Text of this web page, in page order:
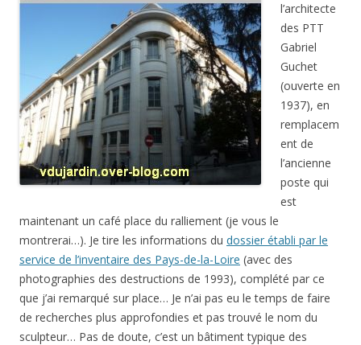
l’architecte
des PTT
Gabriel
Guchet
(ouverte en
1937), en
remplacem
ent de
l’ancienne
poste qui
est
maintenant un café place du ralliement (je vous le
montrerai…). Je tire les informations du dossier établi par le
service de l’inventaire des Pays-de-la-Loire (avec des
photographies des destructions de 1993), complété par ce
que j’ai remarqué sur place… Je n’ai pas eu le temps de faire
de recherches plus approfondies et pas trouvé le nom du
sculpteur… Pas de doute, c’est un bâtiment typique des